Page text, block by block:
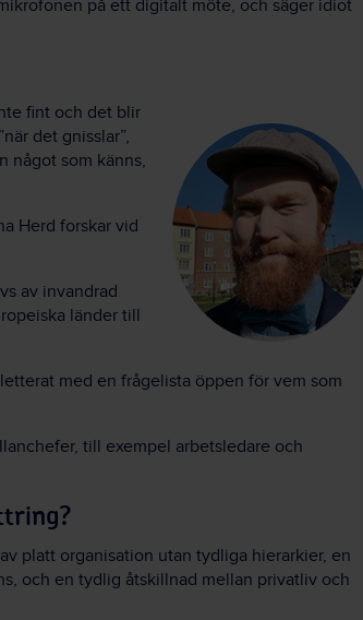
på ett digitalt möte, och säger idiot
fint och det blir
det gnisslar”,
något som känns,
Herd forskar vid
av invandrad
länder till
med en frågelista öppen för vem som
till exempel arbetsledare och
platt organisation utan tydliga hierarkier, en
och en tydlig åtskillnad mellan privatliv och